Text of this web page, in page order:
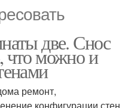
две. Снос
что можно и
ремонт,
конфигурации стен